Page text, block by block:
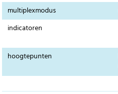
multiplexmodus
indicatoren
hoogtepunten